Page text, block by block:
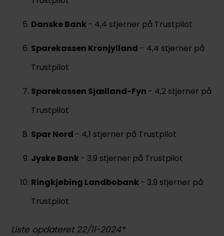
Danske Bank- 4,4 stjerner på Trustpilot
Sparekassen Kronjylland - 4,4 stjerner på
Trustpilot
Sparekassen Sjælland-Fyn - 4,2 stjerner på
Trustpilot
Spar Nord - 4,1 stjerner på Trustpilot
Jyske Bank- 3,9 stjerner på Trustpilot
Ringkjøbing Landbobank- 3,9 stjerner på
Trustpilot
Liste opdateret 22/11-2024*